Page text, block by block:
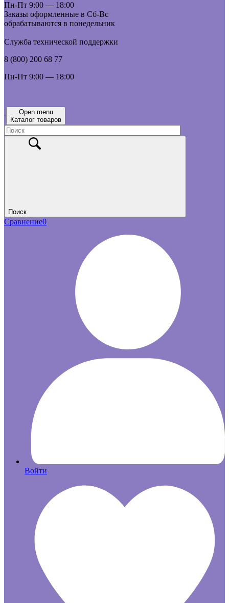
Пн-Пт 9:00 — 18:00
Заказы оформленные в Сб-Вс
обрабатываются в понедельник
Служба технической поддержки
8 (800) 200 68 77
Пн-Пт 9:00 — 18:00
Open menu
Каталог товаров
Поиск
Сравнение0
Войти